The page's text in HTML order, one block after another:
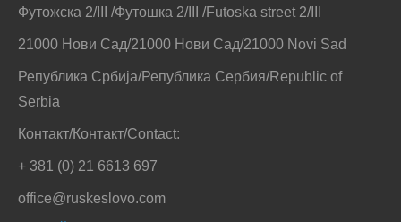
Футожска 2/III /Футошка 2/III /Futoska street 2/III
21000 Нови Сад/21000 Нови Сад/21000 Novi Sad
Република Србија/Република Сербия/Republic of
Serbia
Контакт/Контакт/Contact:
+ 381 (0) 21 6613 697
office@ruskeslovo.com